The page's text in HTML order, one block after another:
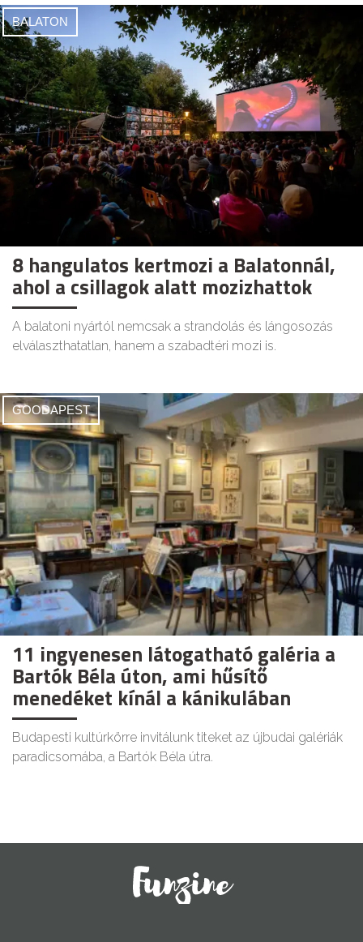
BALATON
8 hangulatos kertmozi a Balatonnál,
ahol a csillagok alatt mozizhattok
A balatoni nyártól nemcsak a strandolás és lángosozás
elválaszthatatlan, hanem a szabadtéri mozi is.
GOODAPEST
11 ingyenesen látogatható galéria a
Bartók Béla úton, ami hűsítő
menedéket kínál a kánikulában
Budapesti kultúrkörre invitálunk titeket az újbudai galériák
paradicsomába, a Bartók Béla útra.